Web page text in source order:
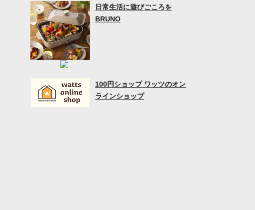
日常生活に遊びごころを
BRUNO
100円ショップ ワッツのオン
ラインショップ